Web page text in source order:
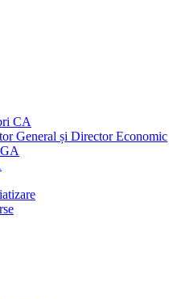
CA
General și Director Economic